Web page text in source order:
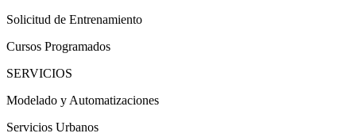
Solicitud de Entrenamiento
Cursos Programados
SERVICIOS
Modelado y Automatizaciones
Servicios Urbanos